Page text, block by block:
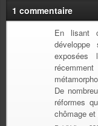
1 commentaire
En lisant
exposées
De
réformes
chômage